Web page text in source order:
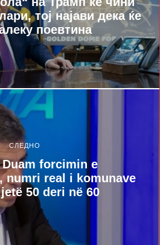
тој најави дека ќе
поевтина
СЛЕДНО
forcimin e
numri real i komunave
50 deri në 60